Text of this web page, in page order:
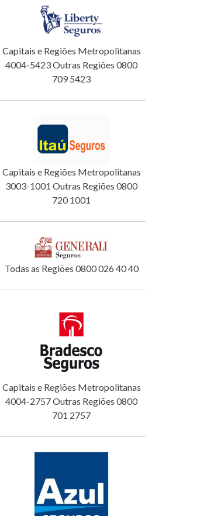
Capitais e Regiões Metropolitanas
4004-5423 Outras Regiões 0800
709 5423
Capitais e Regiões Metropolitanas
3003-1001 Outras Regiões 0800
720 1001
Todas as Regiões 0800 026 40 40
Capitais e Regiões Metropolitanas
4004-2757 Outras Regiões 0800
701 2757